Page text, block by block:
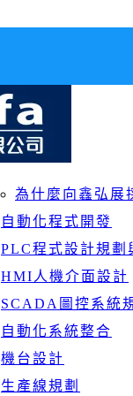
為什麼向鑫弘展
自動化程式開發
PLC程式設計規劃
HMI人機介面設計
SCADA圖控系統
自動化系統整合
機台設計
生產線規劃